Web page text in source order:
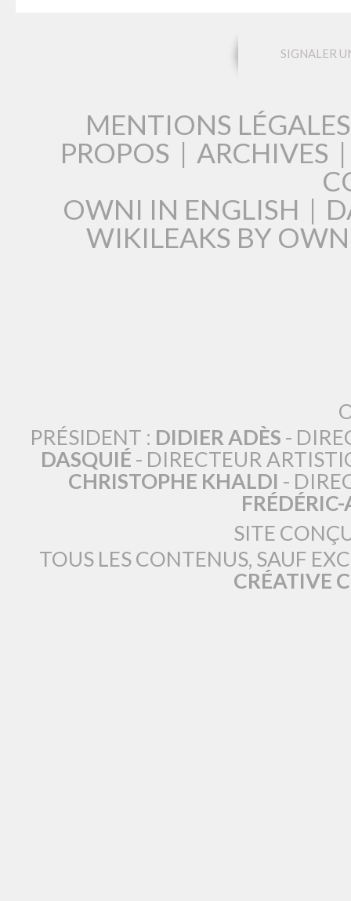
SIGNALER
MENTIONS LÉGALES
PROPOS | ARCHIVES |
OWNI IN ENGLISH |
WIKILEAKS BY
PRÉSIDENT : DIDIER ADÈS -
DASQUIÉ - DIRECTEUR
CHRISTOPHE KHALDI -
SITE
TOUS LES CONTENUS, SAUF
CRÉATIVE